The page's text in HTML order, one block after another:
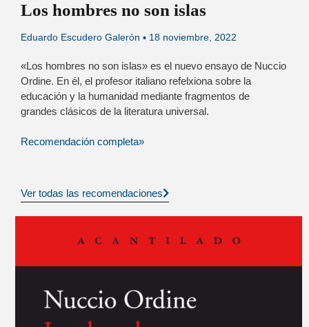
Los hombres no son islas
Eduardo Escudero Galerón 18 noviembre, 2022
«Los hombres no son islas» es el nuevo ensayo de Nuccio
Ordine. En él, el profesor italiano refelxiona sobre la
educación y la humanidad mediante fragmentos de
grandes clásicos de la literatura universal.
Recomendación completa»
Ver todas las recomendaciones